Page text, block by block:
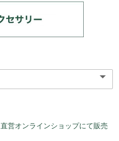
直営オンラインショップにて販売